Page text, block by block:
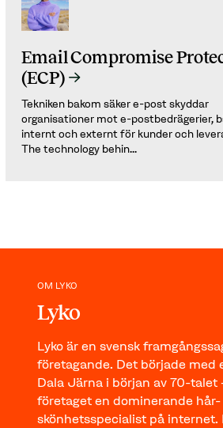
Email Compromise
(ECP)
Tekniken bakom säker e-post skyddar
organisationer mot e-postbedrägerier,
internt och externt för kunder och
The technology behin...
OM LYKO
Lyko
Lyko är en svensk
företagande. Det började med
Dala Järna i början av 70-talet
företaget en dominerande hår-
skönhetsspecialist på internet.